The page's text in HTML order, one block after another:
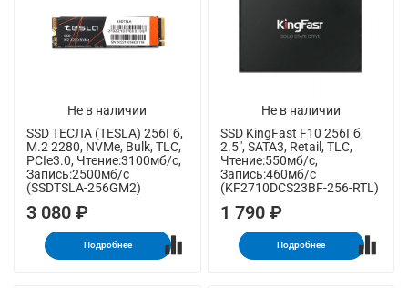
Не в наличии
SSD ТЕСЛА (TESLA) 256Гб,
M.2 2280, NVMe, Bulk, TLC,
PCIe3.0, Чтение:3100мб/с,
Запись:2500мб/с
(SSDTSLA-256GM2)
3 080 ₽
Подробнее
Не в наличии
SSD KingFast F10 256Гб,
2.5", SATA3, Retail, TLC,
Чтение:550мб/с,
Запись:460мб/с
(KF2710DCS23BF-256-RTL)
1 790 ₽
Подробнее